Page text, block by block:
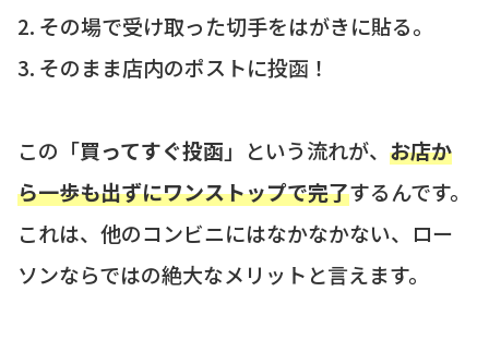
2. その場で受け取った切手をはがきに貼る。
3. そのまま店内のポストに投函！
この「買ってすぐ投函 」という流れが、 お店か
ら一歩も出ずにワンストップで完了するんです。
これは、他のコンビニにはなかなかない、ロー
ソンならではの絶大なメリットと言えます。